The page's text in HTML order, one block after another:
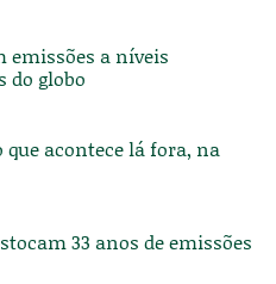
emissões a níveis
do globo
que acontece lá fora, na
33 anos de emissões